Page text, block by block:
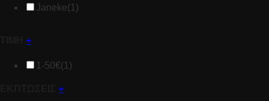
Janeke(1)
+
1-50€(1)
+